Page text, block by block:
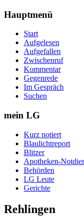
Hauptmenü
Start
Aufgelesen
Aufgefallen
Zwischenruf
Kommentar
Gegenrede
Im Gespräch
Suchen
mein LG
Kurz notiert
Blaulichtreport
Blitzer
Apotheken-
Behörden
LG Leute
Gerichte
Rehlingen